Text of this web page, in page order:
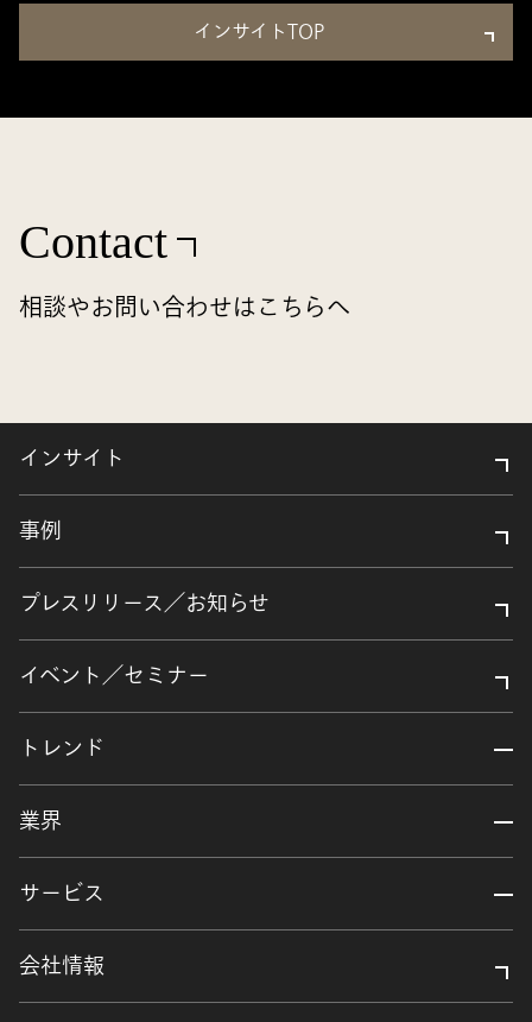
インサイトTOP
Contact
相談やお問い合わせはこちらへ
インサイト
事例
プレスリリース／お知らせ
イベント／セミナー
トレンド
業界
サービス
会社情報